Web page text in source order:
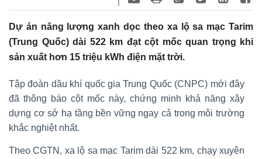
Dự án năng lượng xanh dọc theo xa lộ sa mạc Tarim
(Trung Quốc) dài 522 km đạt cột mốc quan trọng khi
sản xuất hơn 15 triệu kWh điện mặt trời.
Tập đoàn dầu khí quốc gia Trung Quốc (CNPC) mới đây
đã thông báo cột mốc này, chứng minh khả năng xây
dựng cơ sở hạ tầng bền vững ngay cả trong môi trường
khắc nghiệt nhất.
Theo CGTN, xa lộ sa mạc Tarim dài 522 km, chạy xuyên